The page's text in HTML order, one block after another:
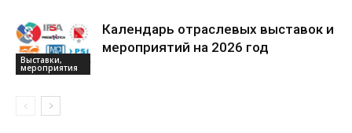
Выставки,
мероприятия
Календарь отраслевых выставок и
мероприятий на 2026 год